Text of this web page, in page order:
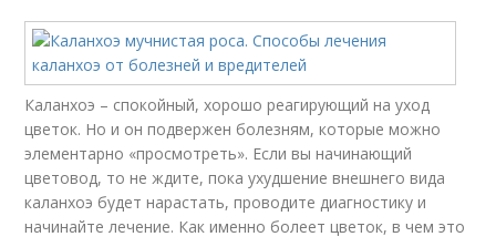
Каланхоэ – спокойный, хорошо реагирующий на уход
цветок. Но и он подвержен болезням, которые можно
элементарно «просмотреть». Если вы начинающий
цветовод, то не ждите, пока ухудшение внешнего вида
каланхоэ будет нарастать, проводите диагностику и
начинайте лечение. Как именно болеет цветок, в чем это